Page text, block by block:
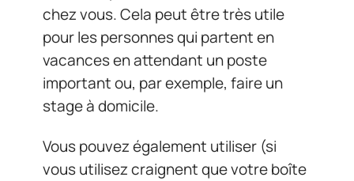
chez vous. Cela peut être très utile
pour les personnes qui partent en
vacances en attendant un poste
important ou, par exemple, faire un
stage à domicile.
Vous pouvez également utiliser (si
vous utilisez craignent que votre boîte